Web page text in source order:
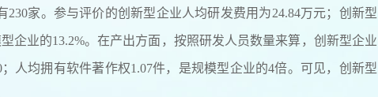
家。参与评价的创新型企业人均研发费用为24.84万元；创新型
企业的13.2%。在产出方面，按照研发人员数量来算，创新型企业
人均拥有软件著作权1.07件，是规模型企业的4倍。可见，创新型